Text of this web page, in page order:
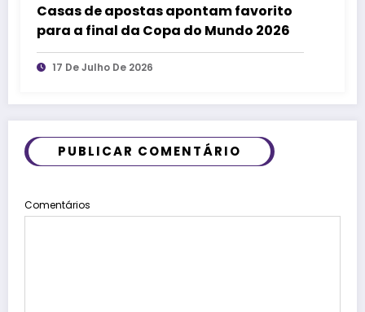
Casas de apostas apontam favorito
para a final da Copa do Mundo 2026
17 De Julho De 2026
PUBLICAR COMENTÁRIO
Comentários